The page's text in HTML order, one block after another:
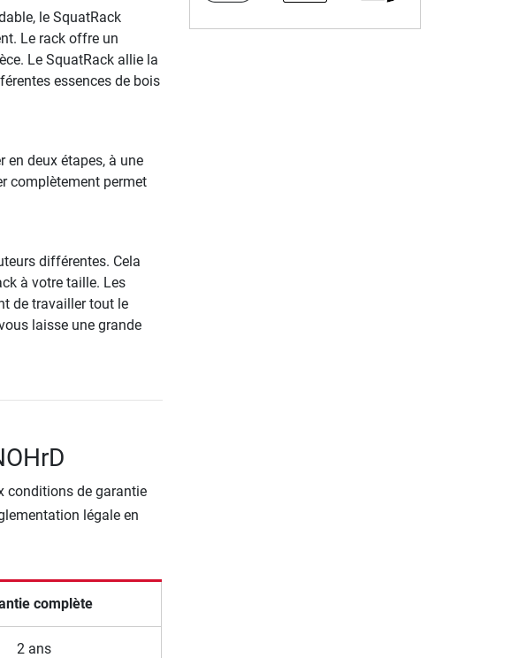
le SquatRack
Le rack offre un
Le SquatRack allie la
essences de bois
en deux étapes, à une
complètement permet
différentes. Cela
à votre taille. Les
de travailler tout le
laisse une grande
conditions de garantie
légale en
complète
2 ans